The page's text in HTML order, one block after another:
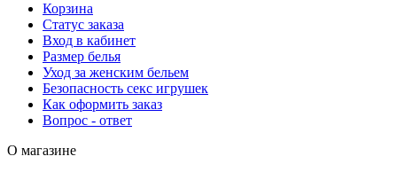
Корзина
Статус заказа
Вход в кабинет
Размер белья
Уход за женским бельем
Безопасность секс игрушек
Как оформить заказ
Вопрос - ответ
О магазине